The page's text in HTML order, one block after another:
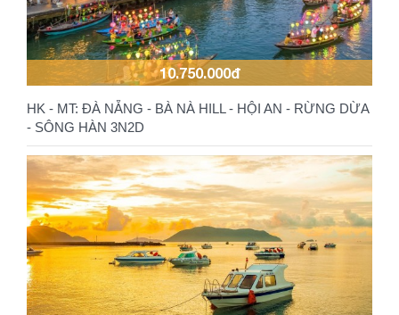
10.750.000đ
HK - MT: ĐÀ NẴNG - BÀ NÀ HILL - HỘI AN - RỪNG DỪA
- SÔNG HÀN 3N2D